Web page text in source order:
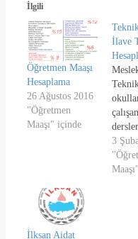
İlgili
Öğretmen Maaşı
Hesaplama
26 Ağustos 2016
"Öğretmen
Maaşı" içinde
İlave
3
İlksan Aidat